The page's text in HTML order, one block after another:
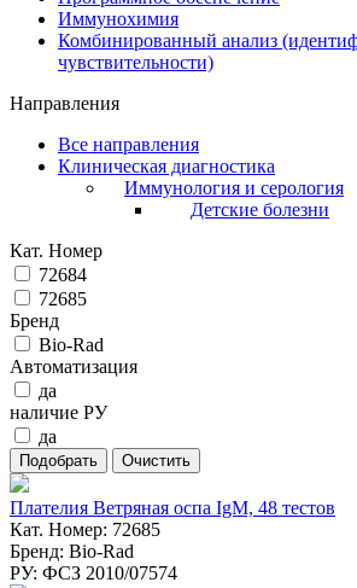
Иммунохимия
Комбинированный анализ
чувствительности)
Направления
Все направления
Клиническая диагностика
Иммунология и серология
Детские болезни
Кат. Номер
72684
72685
Бренд
Bio-Rad
Автоматизация
да
наличие РУ
да
Плателия Ветряная оспа IgM, 48 тестов
Кат. Номер: 72685
Бренд: Bio-Rad
РУ: ФСЗ 2010/07574